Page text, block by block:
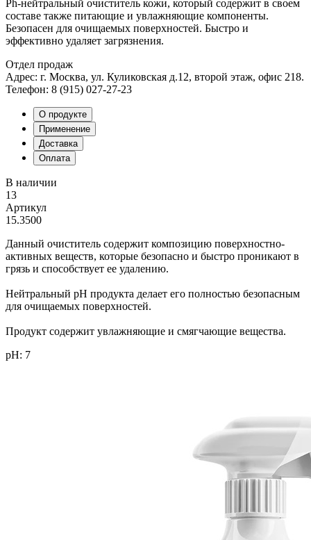
Ph-нейтральный очиститель кожи, который содержит в своем
составе также питающие и увлажняющие компоненты.
Безопасен для очищаемых поверхностей. Быстро и
эффективно удаляет загрязнения.
Отдел продаж
Адрес: г. Москва, ул. Куликовская д.12, второй этаж, офис 218.
Телефон: 8 (915) 027-27-23
О продукте
Применение
Доставка
Оплата
В наличии
13
Артикул
15.3500
Данный очиститель содержит композицию поверхностно-
активных веществ, которые безопасно и быстро проникают в
грязь и способствует ее удалению.
Нейтральный pH продукта делает его полностью безопасным
для очищаемых поверхностей.
Продукт содержит увлажняющие и смягчающие вещества.
рН: 7